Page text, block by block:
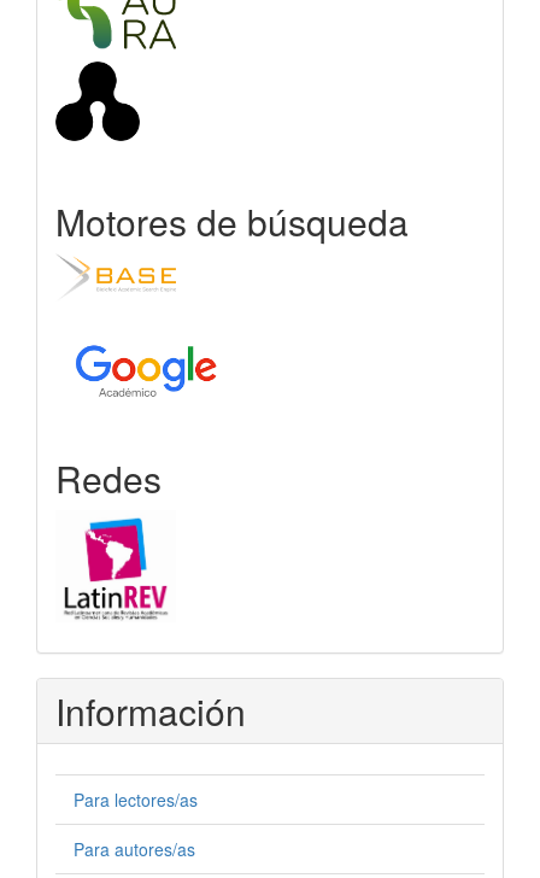
Motores de búsqueda
Redes
Información
Para lectores/as
Para autores/as